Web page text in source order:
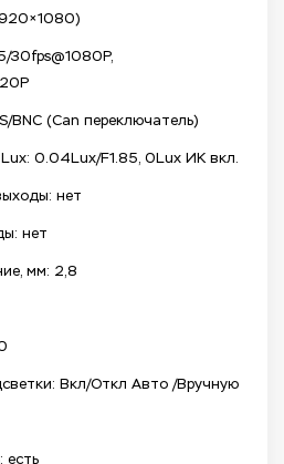
30fps@1080P,
BNC (Can переключатель)
Lux: 0.04Lux/F1.85, 0Lux ИК вкл.
нет
нет
мм: 2,8
Вкл/Откл Авто /Вручную
есть